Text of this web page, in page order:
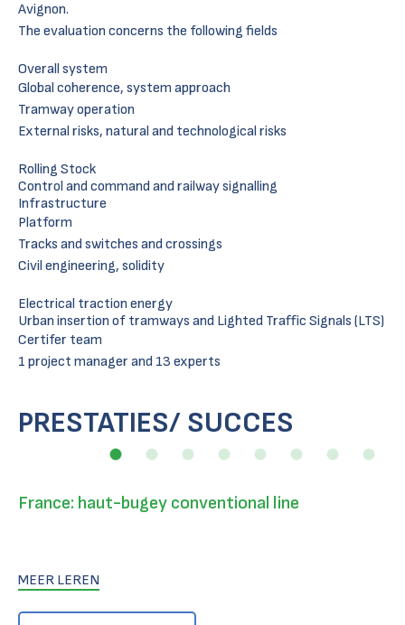
Avignon.
The evaluation concerns the following fields
Overall system
Global coherence, system approach
Tramway operation
External risks, natural and technological risks
Rolling Stock
Control and command and railway signalling
Infrastructure
Platform
Tracks and switches and crossings
Civil engineering, solidity
Electrical traction energy
Urban insertion of tramways and Lighted Traffic Signals (LTS)
Certifer team
1 project manager and 13 experts
PRESTATIES/ SUCCES
France: haut-bugey conventional line
MEER LEREN